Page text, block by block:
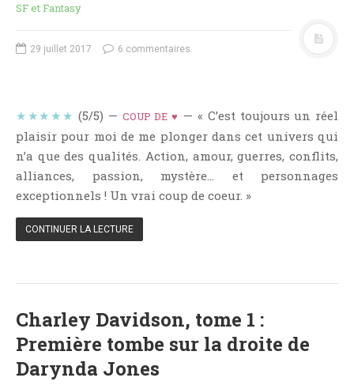
Bilan
Biographie Fictionnelle
Classique
Comédie
Concours
Conte
Contemporain
Dark Erotica
Développement Personnel
Drame
SF et Fantasy
29 juillet 2017 6 commentaires
★★★★★ (5/5) — COUP DE ♥ — « C’est toujours un réel
plaisir pour moi de me plonger dans cet univers qui
n’a que des qualités. Action, amour, guerres, conflits,
alliances, passion, mystère… et personnages
exceptionnels ! Un vrai coup de coeur. »
CONTINUER LA LECTURE
Charley Davidson, tome 1 :
Première tombe sur la droite de
Darynda Jones